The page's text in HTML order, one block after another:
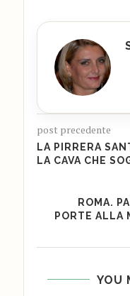
post precedente
LA PIRRERA
LA CAVA CHE
ROMA.
PORTE ALLA
YOU